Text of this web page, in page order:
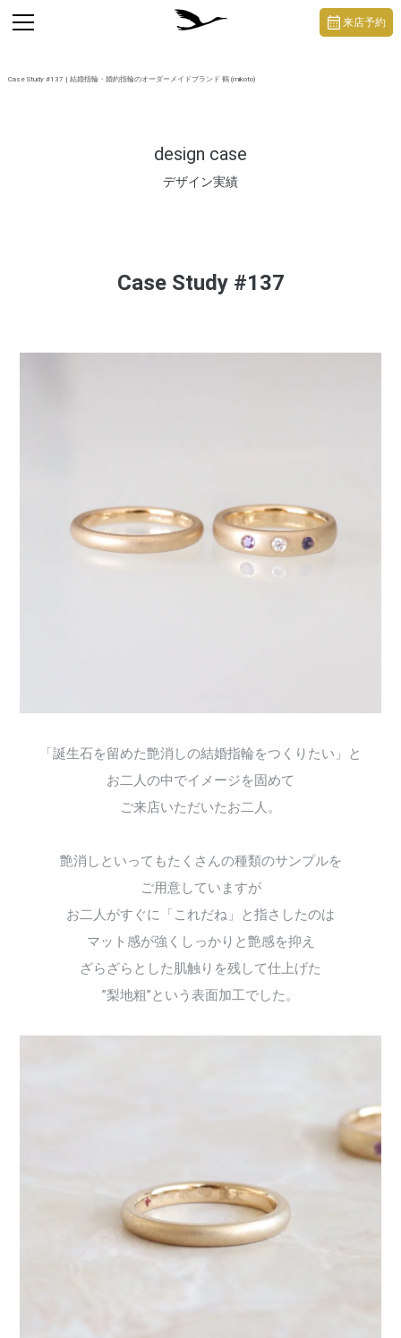
Case Study #137 | 結婚指輪・婚約指輪のオーダーメイドブランド 鶴 (mikoto)
design case
デザイン実績
toggle
navigation
来店予約
Case Study #137
「誕生石を留めた艶消しの結婚指輪をつくりたい」と
お二人の中でイメージを固めて
ご来店いただいたお二人。
艶消しといってもたくさんの種類のサンプルを
ご用意していますが
お二人がすぐに「これだね」と指さしたのは
マット感が強くしっかりと艶感を抑え
ざらざらとした肌触りを残して仕上げた
”梨地粗”という表面加工でした。